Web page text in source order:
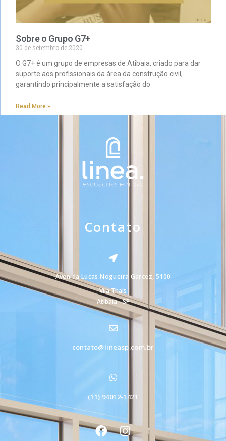
Sobre o Grupo G7+
30 de setembro de 2020
O G7+ é um grupo de empresas de Atibaia, criado para dar
suporte aos profissionais da área da construção civil,
garantindo principalmente a satisfação do
Read More »
Contato
Avenida Lucas Nogueira Garcez, 5100
Vila Thaís
Atibaia - SP
contato@lineasp.com.br
(11) 94012-1421